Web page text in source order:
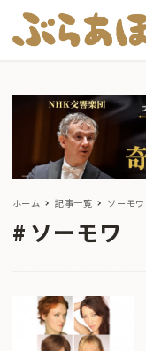
ホーム 記事一覧 ソーモワ
ソーモワ